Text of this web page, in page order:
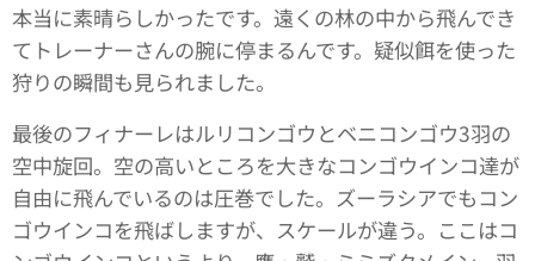
本当に素晴らしかったです。遠くの林の中から飛んでき
てトレーナーさんの腕に停まるんです。疑似餌を使った
狩りの瞬間も見られました。
最後のフィナーレはルリコンゴウとベニコンゴウ3羽の
空中旋回。空の高いところを大きなコンゴウインコ達が
自由に飛んでいるのは圧巻でした。ズーラシアでもコン
ゴウインコを飛ばしますが、スケールが違う。ここはコ